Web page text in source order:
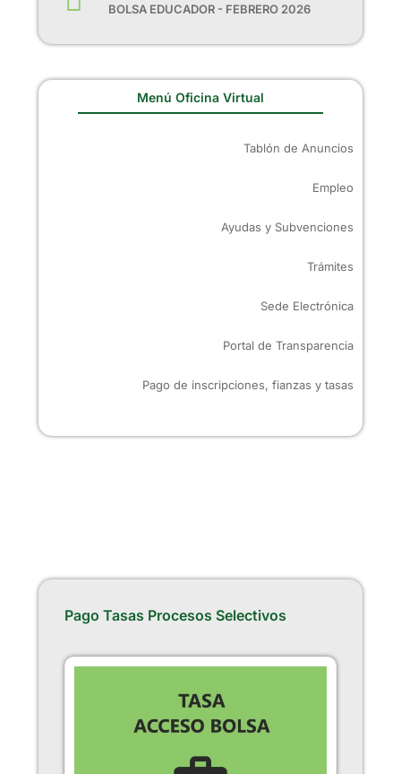
BOLSA EDUCADOR - FEBRERO 2026
Menú Oficina Virtual
Tablón de Anuncios
Empleo
Ayudas y Subvenciones
Trámites
Sede Electrónica
Portal de Transparencia
Pago de inscripciones, fianzas y tasas
Pago Tasas Procesos Selectivos